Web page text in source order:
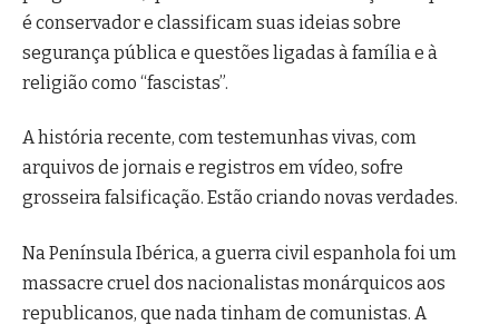
é conservador e classificam suas ideias sobre
segurança pública e questões ligadas à família e à
religião como “fascistas”.
A história recente, com testemunhas vivas, com
arquivos de jornais e registros em vídeo, sofre
grosseira falsificação. Estão criando novas verdades.
Na Península Ibérica, a guerra civil espanhola foi um
massacre cruel dos nacionalistas monárquicos aos
republicanos, que nada tinham de comunistas. A